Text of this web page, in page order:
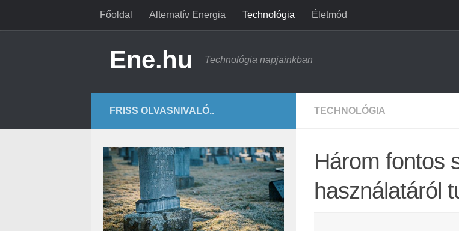
Főoldal Alternatív Energia Technológia Életmód
Ene.hu Technológia napjainkban
TECHNOLÓGIA
Három fontos
használatáról
FRISS OLVASNIVALÓ..